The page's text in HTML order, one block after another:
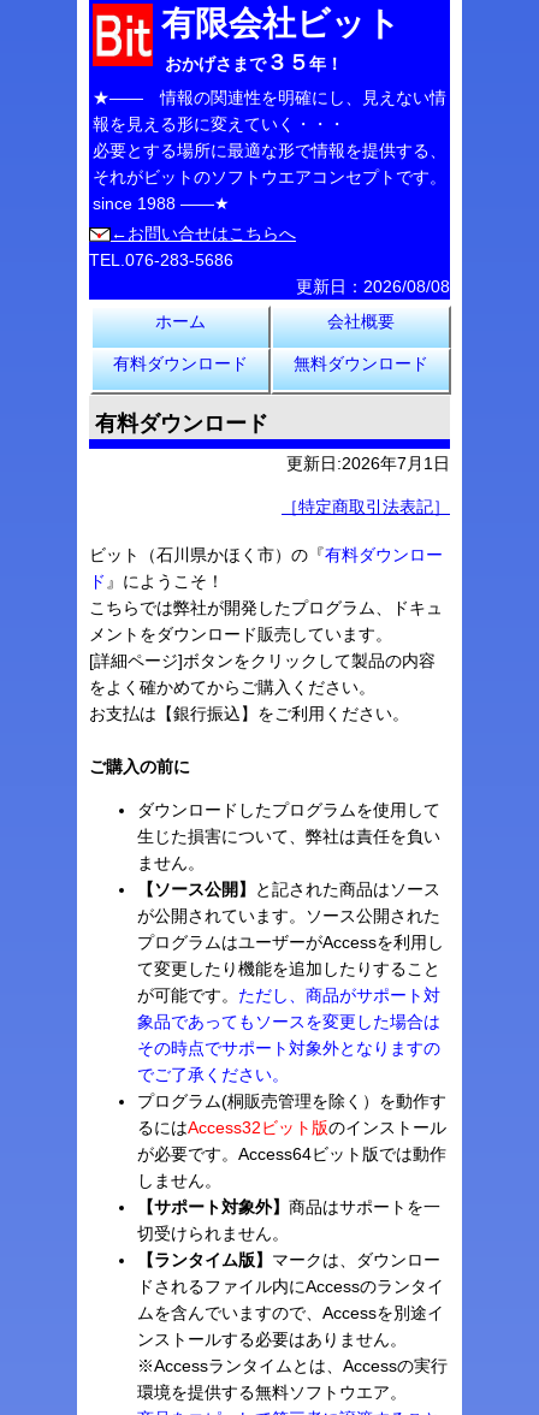
有限会社ビット
おかげさまで３５年！
★―― 情報の関連性を明確にし、見えない情
報を見える形に変えていく・・・
必要とする場所に最適な形で情報を提供する、
それがビットのソフトウエアコンセプトです。
since 1988 ――★
←お問い合せはこちらへ
TEL.076-283-5686
更新日：2026/08/08
ホーム
会社概要
有料ダウンロード 無料ダウンロード
有料ダウンロード
更新日:2026年7月1日
［特定商取引法表記］
ビット（石川県かほく市）の『有料ダウンロー
ド 』にようこそ！
こちらでは弊社が開発したプログラム、ドキュ
メントをダウンロード販売しています。
[詳細ページ]ボタンをクリックして製品の内容
をよく確かめてからご購入ください。
お支払は【銀行振込】をご利用ください。
ご購入の前に
ダウンロードしたプログラムを使用して
生じた損害について、弊社は責任を負い
ません。
【ソース公開】
と記された商品はソース
が公開されています。ソース公開された
プログラムはユーザーがAccessを利用し
て変更したり機能を追加したりすること
が可能です。 ただし、商品がサポート対
象品であってもソースを変更した場合は
その時点でサポート対象外となりますの
でご了承ください。
プログラム(桐販売管理を除く）を動作す
るにはAccess32ビット版のインストール
が必要です。Access64ビット版では動作
しません。
【サポート対象外】 商品はサポートを一
切受けられません。
【ランタイム版】 マークは、ダウンロー
ドされるファイル内にAccessのランタイ
ムを含んでいますので、Accessを別途イ
ンストールする必要はありません。
※Accessランタイムとは、Accessの実行
環境を提供する無料ソフトウエア。